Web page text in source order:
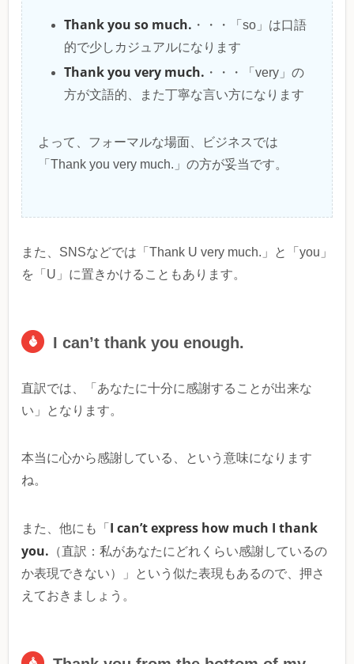
Thank you so much. ・・・「so」は口語
的で少しカジュアルになります
Thank you very much. ・・・「very」の
方が文語的、また丁寧な言い方になります
よって、フォーマルな場面、ビジネスでは
「Thank you very much.」の方が妥当です。
また、SNSなどでは「Thank U very much.」と「you」
を「U」に置きかけることもあります。
I can’t thank you enough.
直訳では、「あなたに十分に感謝することが出来な
い」となります。
本当に心から感謝している、という意味になります
ね。
また、他にも「 I can’t express how much I thank
you. （直訳：私があなたにどれくらい感謝しているの
か表現できない）」という似た表現もあるので、押さ
えておきましょう。